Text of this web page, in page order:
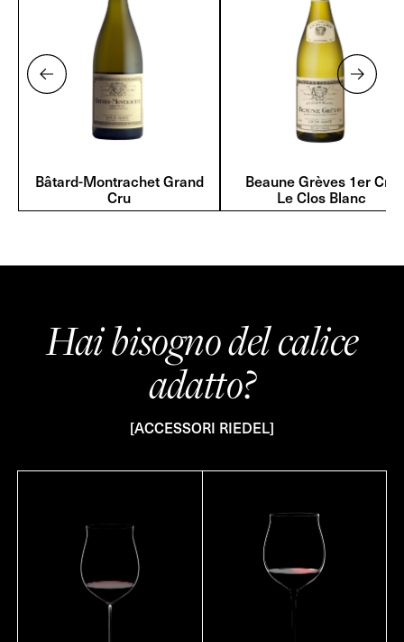
Bâtard-Montrachet Grand
Cru
Beaune Grèves 1er Cru
Le Clos Blanc
Hai bisogno del calice
adatto?
[ACCESSORI RIEDEL]